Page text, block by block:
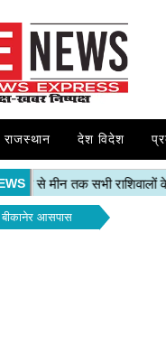
राजस्थान देश विदेश
बीकानेर आसपास